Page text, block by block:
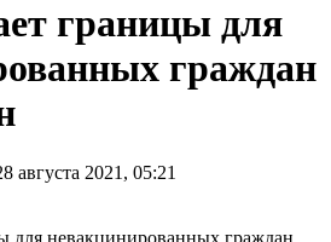
границы для
граждан
августа 2021, 05:21